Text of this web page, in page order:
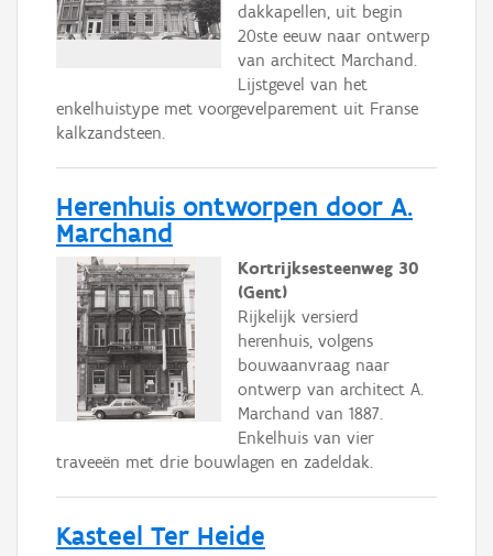
dakkapellen, uit begin
20ste eeuw naar ontwerp
van architect Marchand.
Lijstgevel van het
enkelhuistype met voorgevelparement uit Franse
kalkzandsteen.
Herenhuis ontworpen door A.
Marchand
Kortrijksesteenweg 30
(Gent)
Rijkelijk versierd
herenhuis, volgens
bouwaanvraag naar
ontwerp van architect A.
Marchand van 1887.
Enkelhuis van vier
traveeën met drie bouwlagen en zadeldak.
Kasteel Ter Heide